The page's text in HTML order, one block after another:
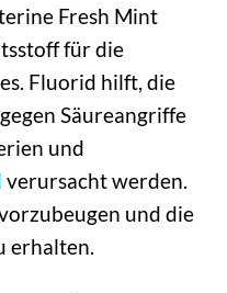
Fresh Mint
für die
Fluorid hilft, die
Säureangriffe
und
verursacht werden.
und die
erhalten.